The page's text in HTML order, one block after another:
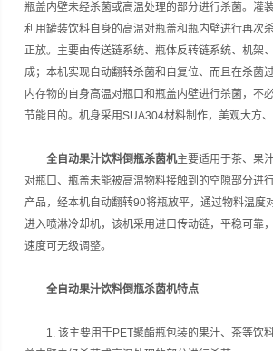
瓶盖内壁未经杀菌或高温处理的部分进行杀菌。灌
利用罐装饮料自身的高温对瓶盖和瓶内壁进行再次
正放。主要由传送链系统、瓶体反转链系统、机架
成；本机实现自动翻转杀菌和自复位、而且在杀菌
内存物的自身高温对瓶口和瓶盖内壁进行杀菌，不
节能目的。机身采用SUA304材料制作，美观大方、
全自动果汁饮料倒瓶杀菌机主要适用于茶、果
对瓶口、瓶盖未能被高温物料接触到的空隙部分进
产品，经本机自动翻转90将瓶放平，通过物料温度
进入喷淋冷却机，该机采用进口传动链，平稳可靠
速度可无级调整。
全自动果汁饮料倒瓶杀菌机特点
1. 该主要用于PET聚酯瓶包装的果汁、茶等饮